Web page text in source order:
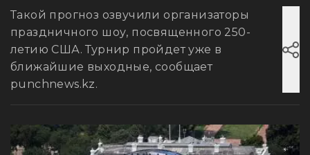
Такой прогноз озвучили организаторы
праздничного шоу, посвященного 250-
летию США. Турнир пройдет уже в
ближайшие выходные, сообщает
punchnews.kz.